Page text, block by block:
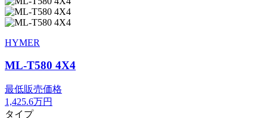
HYMER
ML-T580 4X4
最低販売価格
1,425.6万円
タイプ